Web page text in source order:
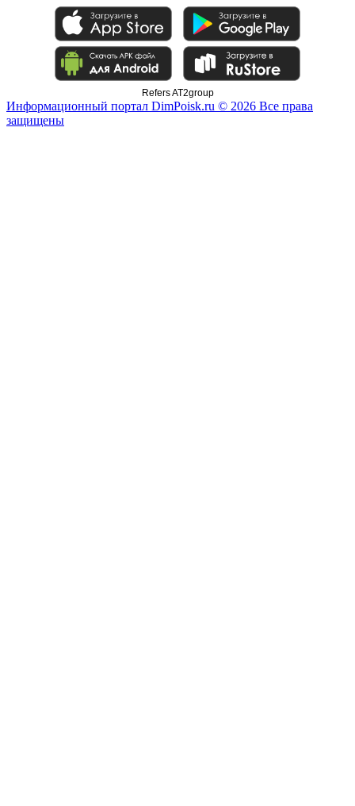
Refers AT2group
Информационный портал DimPoisk.ru © 2026 Все права
защищены